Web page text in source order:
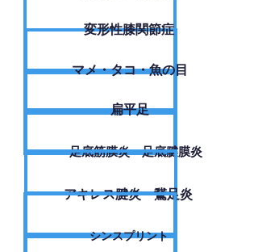
変形性膝関節症
​マメ・タコ・魚の目
扁平足
足底筋膜炎・足底腱膜炎
アキレス腱炎・鵞足炎
シンスプリント